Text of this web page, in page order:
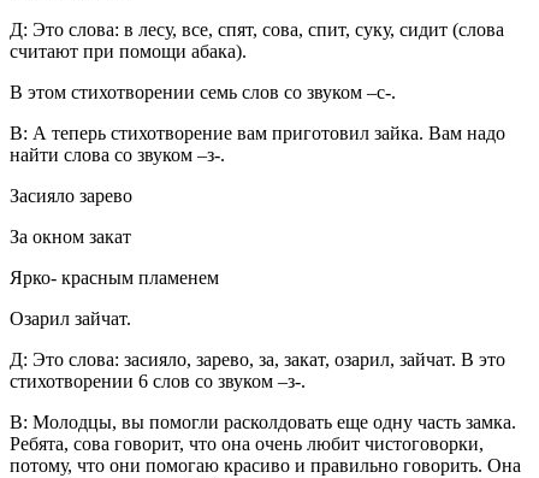
Д: Это слова: в лесу, все, спят, сова, спит, суку, сидит (слова
считают при помощи абака).
В этом стихотворении семь слов со звуком –с-.
В: А теперь стихотворение вам приготовил зайка. Вам надо
найти слова со звуком –з-.
Засияло зарево
За окном закат
Ярко- красным пламенем
Озарил зайчат.
Д: Это слова: засияло, зарево, за, закат, озарил, зайчат. В это
стихотворении 6 слов со звуком –з-.
В: Молодцы, вы помогли расколдовать еще одну часть замка.
Ребята, сова говорит, что она очень любит чистоговорки,
потому, что они помогаю красиво и правильно говорить. Она